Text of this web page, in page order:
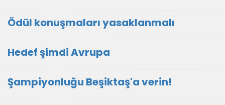
Ödül konuşmaları yasaklanmalı
Hedef şimdi Avrupa
Şampiyonluğu Beşiktaş'a verin!